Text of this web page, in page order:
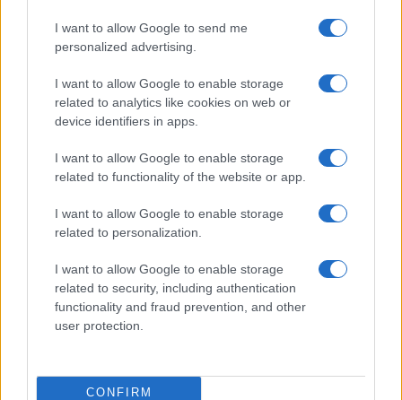
I want to allow Google to send me
personalized advertising.
I want to allow Google to enable storage
related to analytics like cookies on web or
device identifiers in apps.
I want to allow Google to enable storage
related to functionality of the website or app.
I want to allow Google to enable storage
related to personalization.
I want to allow Google to enable storage
related to security, including authentication
functionality and fraud prevention, and other
user protection.
CONFIRM
tra carburanti, spiagge e incendi
Matteo Pellegrino · 25 Lug 2026
NEWS E ATTUALITÀ
Lamezia International Film Fest: arte e cultura si
Camilla Pellegrini · 16 Lug 2026